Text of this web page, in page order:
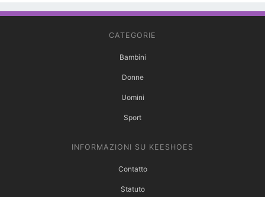
CATEGORIE
Bambini
Donne
Uomini
Sport
INFORMAZIONI SU KEESHOES
Contatto
Statuto